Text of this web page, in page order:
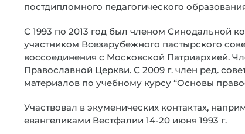
постдипломного педагогического
С 1993 по 2013 год был членом Синодальной
участником Всезарубежного пастырского
воссоединения с Московской Патриархией.
Православной Церкви. С 2009 г. член ред.
материалов по учебному курсу “Основы
Участвовал в экуменических контактах,
евангеликами Вестфалии 14-20 июня 1993 г.